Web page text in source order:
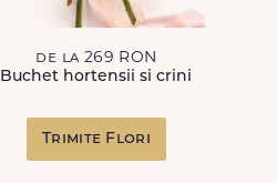
de la 269 RON
Buchet hortensii si crini
Trimite Flori